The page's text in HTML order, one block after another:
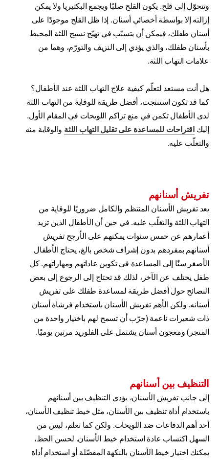
وتتحوّل إلى قلح. يكون القلح صلبًا ويجمع البكتيريا ولا يمكن
إزالته إلا بواسطة أخصائي أسنان. إذا ظل القلح موجودًا على
أسنان طفلك، فيمكن أن يتسبّب في تهيّج نسيج اللثة المحيط
بأسنان طفلك، والذي يؤدي إلى النزيف والتورّم، وهما من
علامات التهاب اللثة.
هل أنت مستعد لتعلّم كيفية علاج التهاب اللثة عند الأطفال؟
كما قد تكون استنتجت، أفضل طريقة للوقاية من التهاب اللثة
لدى الأطفال تكمن في منع تراكم اللويحات في المقام الأول.
إليك اقتراحات للمساعدة على تقليل التهاب اللثة والوقاية منه
والتغلّب عليه.
تفريش أسنانهم
يعد تفريش الأسنان المنتظم والكامل ضروريًا للوقاية من
التهاب اللثة والتغلّب عليه. في حين أن الأطفال الذين تزيد
أعمارهم عن خمس سنوات يمكنهم على الأرجح تفريش
أسنانهم بمفردهم بدون إشراف شخص بالغ، يحتاج الأطفال
الأصغر سنًا إلى المساعدة في تكوين عاداتهم ومهاراتهم. كل
طفل يختلف عن الآخر، لذلك قد تحتاج إلى الرجوع إلى بعض
النصائح حول أفضل طريقة لمساعدة طفلك على تفريش
أسنانه. ولكن الأهم تفريش الأسنان باستخدام فرشاة أسنان
ذات شعيرات ناعمة (جرّب أن تسمح لهم باختيار واحدة من
المتجر) ومعجون أسنان يشتمل على الفلوريد مرتين يوميًا.
التنظيف بين أسنانهم
إلى جانب تفريش الأسنان، يؤدي التنظيف بين أسنانهم
باستخدام أداة تنظيف بين الأسنان، مثل خيط تنظيف الأسنان،
أحد أهم الدفاعات ضد اللويحات. ولكن كما تعلم، ليس من
السهل اكتساب عادة استخدام خيط الأسنان. لحسن الحظ،
يمكنك اختيار خيط الأسنان بالنكهة المفضّلة أو استخدام أداة